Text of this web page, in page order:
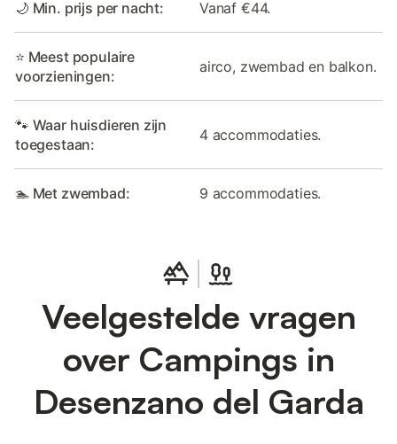
🌙 Min. prijs per nacht: Vanaf €44.
⭐ Meest populaire
voorzieningen:
airco, zwembad en balkon.
🐾 Waar huisdieren zijn
toegestaan:
4 accommodaties.
🏊 Met zwembad: 9 accommodaties.
Veelgestelde vragen
over Campings in
Desenzano del Garda